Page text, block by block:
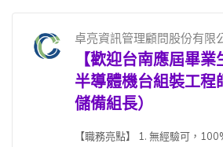
卓亮資訊管理顧問股份有限
【歡迎台南應屆畢
半導體機台組裝工程
儲備組長）
【職務亮點】 1. 無經驗可，